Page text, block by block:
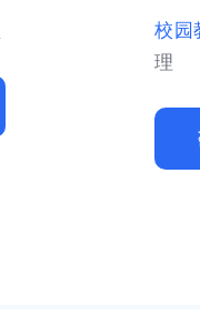
校园
理